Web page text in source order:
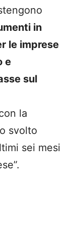
in
le imprese
e
sul
la
svolto
sei mesi